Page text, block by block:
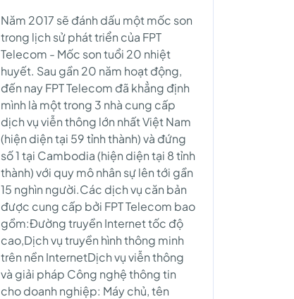
Năm 2017 sẽ đánh dấu một mốc son
trong lịch sử phát triển của FPT
Telecom - Mốc son tuổi 20 nhiệt
huyết. Sau gần 20 năm hoạt động,
đến nay FPT Telecom đã khẳng định
mình là một trong 3 nhà cung cấp
dịch vụ viễn thông lớn nhất Việt Nam
(hiện diện tại 59 tỉnh thành) và đứng
số 1 tại Cambodia (hiện diện tại 8 tỉnh
thành) với quy mô nhân sự lên tới gần
15 nghìn người.Các dịch vụ căn bản
được cung cấp bởi FPT Telecom bao
gồm:Đường truyền Internet tốc độ
cao,Dịch vụ truyền hình thông minh
trên nền InternetDịch vụ viễn thông
và giải pháp Công nghệ thông tin
cho doanh nghiệp: Máy chủ, tên